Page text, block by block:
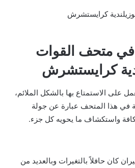
متحف القوات
كرايستشرش
على الاستمتاع بها بالشكل الملائم،
في هذا المتحف عبارة عن جولة
واستكشاف ما يحويه كل جزء.
كان حافلاً بالتغيرات وبالعديد من